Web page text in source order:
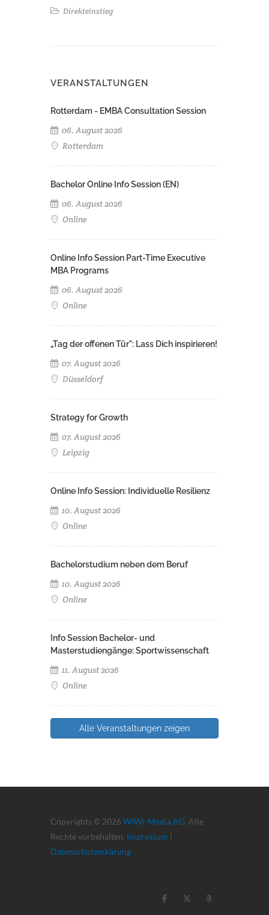
Direkteinstieg
VERANSTALTUNGEN
Rotterdam - EMBA Consultation Session
06. August 2026
Rotterdam
Bachelor Online Info Session (EN)
06. August 2026
Online
Online Info Session Part-Time Executive
MBA Programs
06. August 2026
Online
„Tag der offenen Tür": Lass Dich inspirieren!
07. August 2026
Düsseldorf
Strategy for Growth
07. August 2026
Leipzig
Online Info Session: Individuelle Resilienz
10. August 2026
Online
Bachelorstudium neben dem Beruf
10. August 2026
Online
Info Session Bachelor- und
Masterstudiengänge: Sportwissenschaft
11. August 2026
Online
Alle Veranstaltungen zeigen
Copyrights © 2026 WiWi-Media AG. Alle
Rechte vorbehalten. Impressum |
Datenschutzerkärung